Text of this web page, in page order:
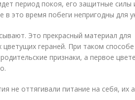
период покоя, его защитные силы
это время побеги непригодны для
Это прекрасный материал для
гераней. При таком
признаки, а первое
не оттягивали питание на себя, их